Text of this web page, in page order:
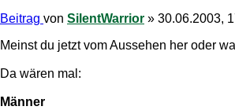
Beitrag von SilentWarrior » 30.06.2003,
Meinst du jetzt vom Aussehen her oder
Da wären mal:
Männer